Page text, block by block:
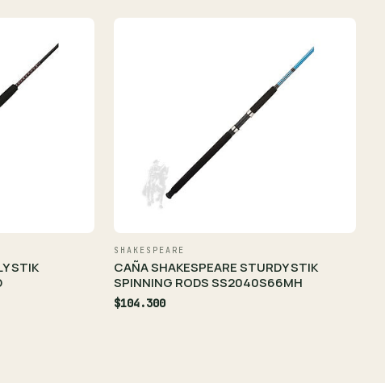
STIK
SHAKESPEARE
CAÑA SHAKESPEARE STURDY STIK
SPINNING RODS SS2040S66MH
$104.300